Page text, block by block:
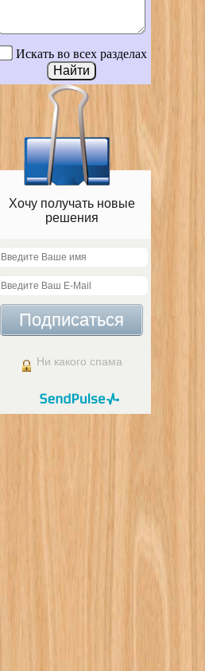
Искать во всех разделах
Хочу получать новые
решения
Подписаться
Ни какого спама